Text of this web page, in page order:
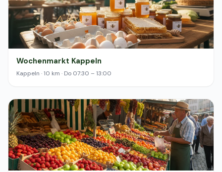
Wochenmarkt Kappeln
Kappeln · 10 km · Do 07:30 – 13:00